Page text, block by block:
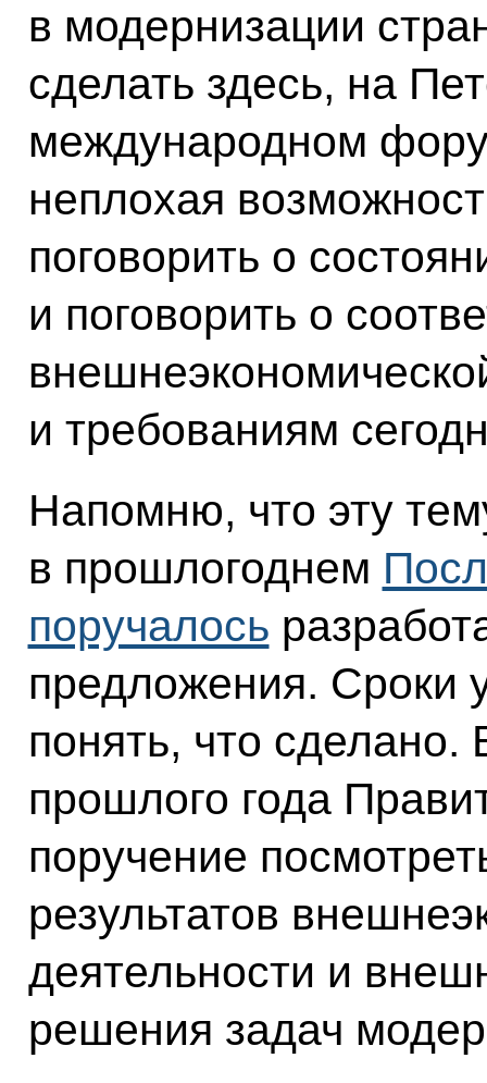
в модернизации
сделать здесь, на
международном
неплохая
поговорить о
и поговорить о
и требованиям
Напомню, что эту
в прошлогоднем
поручалось
предложения. Сроки
понять, что
прошлого года
поручение
результатов
деятельности и
решения задач